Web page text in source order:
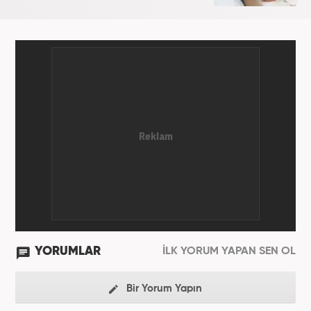
YORUMLAR İLK YORUM YAPAN SEN OL
Bir Yorum Yapın